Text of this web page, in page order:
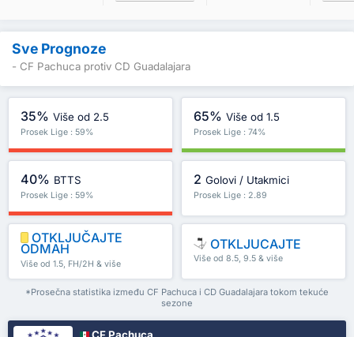
Sve Prognoze
- CF Pachuca protiv CD Guadalajara
35% Više od 2.5
Prosek Lige : 59%
65% Više od 1.5
Prosek Lige : 74%
40% BTTS
Prosek Lige : 59%
2 Golovi / Utakmici
Prosek Lige : 2.89
OTKLJUČAJTE
ODMAH
Više od 1.5, FH/2H & više
OTKLJUCAJTE
Više od 8.5, 9.5 & više
*Prosečna statistika između CF Pachuca i CD Guadalajara tokom tekuće
sezone